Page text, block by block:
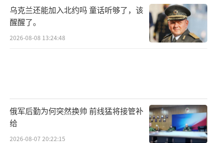
乌克兰还能加入北约吗 童话听够了，该
醒醒了。
2026-08-08 13:24:48
俄军后勤为何突然换帅 前线猛将接管补
给
2026-08-07 20:22:15